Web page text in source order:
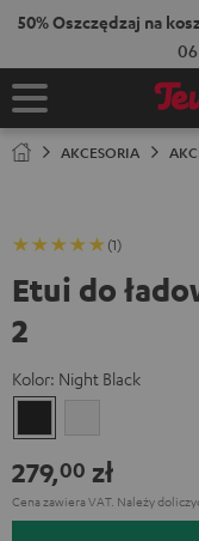
DO
50% Oszczędzaj na
06
Strona
AKCESORIA
(1)
Etui do
2
Kolor: Night Black
Black
279,00 zł
Cena zawiera VAT. Należy